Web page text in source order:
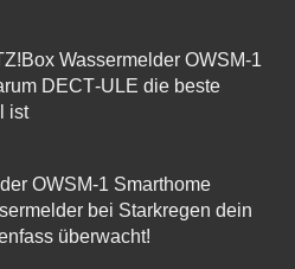
Wassermelder OWSM-1
DECT‑ULE die beste
ist
OWSM‑1 Smarthome
bei Starkregen dein
überwacht!